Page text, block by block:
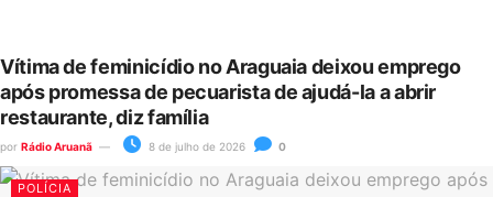
Vítima de feminicídio no Araguaia deixou emprego
após promessa de pecuarista de ajudá-la a abrir
restaurante, diz família
por Rádio Aruanã 8 de julho de 2026 0
POLÍCIA